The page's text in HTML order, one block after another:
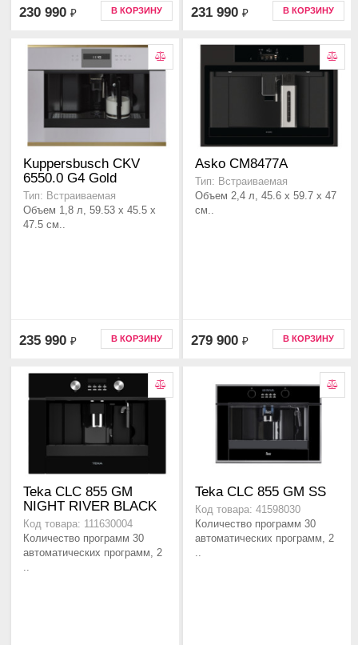
230 990 ₽ В КОРЗИНУ 231 990 ₽ В КОРЗИНУ
Kuppersbusch CKV
6550.0 G4 Gold
Тип: Встраиваемая
Объем 1,8 л, 59.53 x 45.5 x
47.5 см..
235 990 ₽ В КОРЗИНУ
Asko CM8477A
Тип: Встраиваемая
Объем 2,4 л, 45.6 x 59.7 x 47
см..
279 900 ₽ В КОРЗИНУ
Teka CLC 855 GM
NIGHT RIVER BLACK
Код товара: 111630004
Количество программ 30
автоматических программ, 2
Teka CLC 855 GM SS
Код товара: 41598030
Количество программ 30
автоматических программ, 2